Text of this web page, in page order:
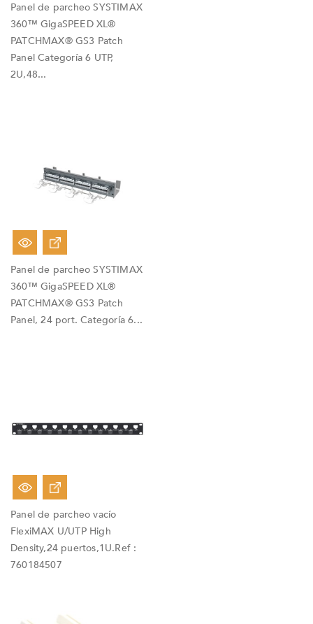
Panel de parcheo SYSTIMAX
360™ GigaSPEED XL®
PATCHMAX® GS3 Patch
Panel Categoría 6 UTP,
2U,48...
Panel de parcheo SYSTIMAX
360™ GigaSPEED XL®
PATCHMAX® GS3 Patch
Panel, 24 port. Categoría 6...
Panel de parcheo vacío
FlexiMAX U/UTP High
Density,24 puertos,1U.Ref :
760184507